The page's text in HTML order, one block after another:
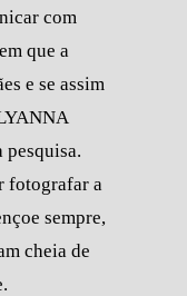
com
que a
e se assim
fotografar a
sempre,
cheia de